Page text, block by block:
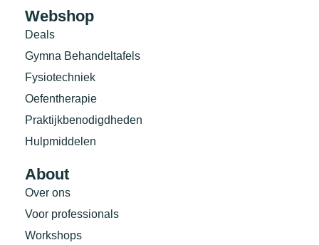
Webshop
Deals
Gymna Behandeltafels
Fysiotechniek
Oefentherapie
Praktijkbenodigdheden
Hulpmiddelen
About
Over ons
Voor professionals
Workshops